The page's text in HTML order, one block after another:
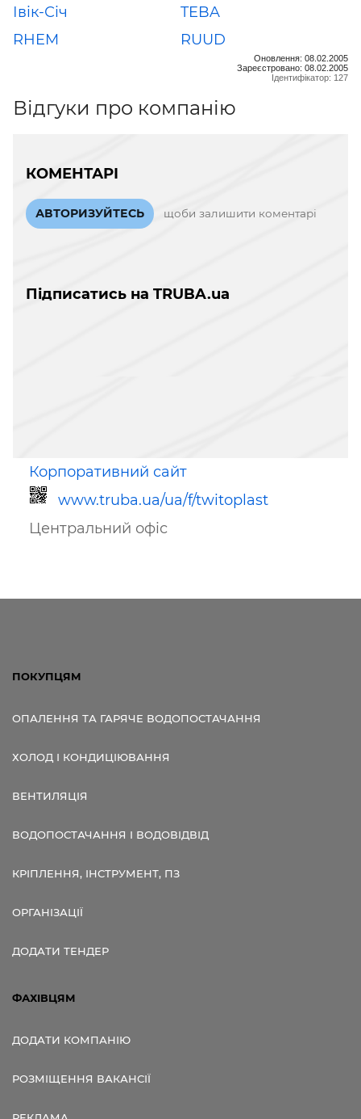
Івік-Січ
TEBA
RHEM
RUUD
Оновлення: 08.02.2005
Зареєстровано: 08.02.2005
Ідентифікатор: 127
Відгуки про компанію
КОМЕНТАРІ
АВТОРИЗУЙТЕСЬ щоби залишити коментарі
Підписатись на TRUBA.ua
Корпоративний сайт
www.truba.ua/ua/f/twitoplast
Центральний офіс
ПОКУПЦЯМ
ОПАЛЕННЯ ТА ГАРЯЧЕ ВОДОПОСТАЧАННЯ
ХОЛОД І КОНДИЦІЮВАННЯ
ВЕНТИЛЯЦІЯ
ВОДОПОСТАЧАННЯ І ВОДОВІДВІД
КРІПЛЕННЯ, ІНСТРУМЕНТ, ПЗ
ОРГАНІЗАЦІЇ
ДОДАТИ ТЕНДЕР
ФАХІВЦЯМ
ДОДАТИ КОМПАНІЮ
РОЗМІЩЕННЯ ВАКАНСІЇ